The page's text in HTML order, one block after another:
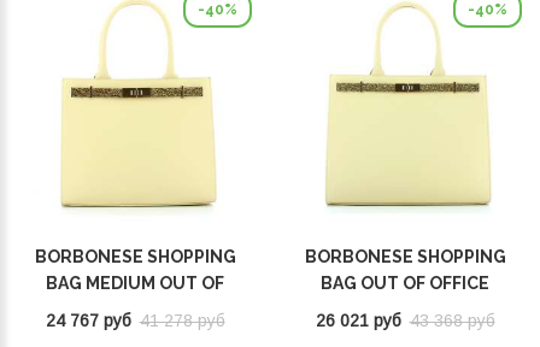
-40%
BORBONESE SHOPPING
BAG MEDIUM OUT OF
OFFICE BUTTER
924641BB0Y90
24 767 руб 41 278 руб
-40%
BORBONESE SHOPPING
BAG OUT OF OFFICE
BUTTER 924642BB0Y90
26 021 руб 43 368 руб